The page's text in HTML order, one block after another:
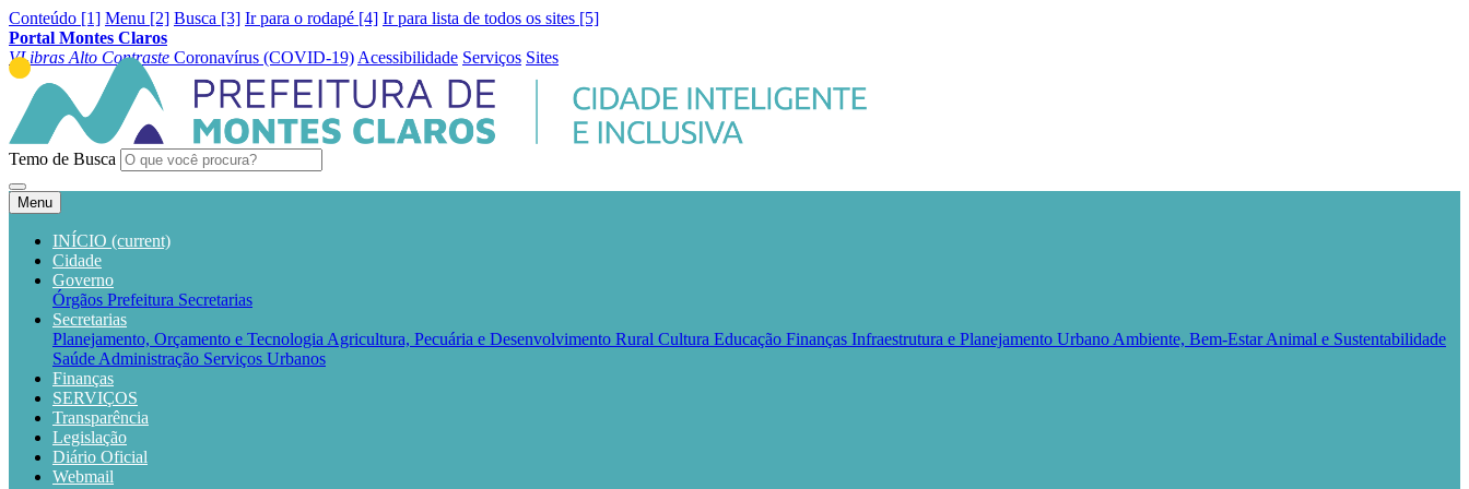
Conteúdo [1] Menu [2] Busca [3] Ir para o rodapé [4] Ir para lista de todos os sites [5]
Portal Montes Claros
VLibras Alto Contraste Coronavírus (COVID-19) Acessibilidade Serviços Sites
Temo de Busca
Menu
INÍCIO (current)
Cidade
Governo
Órgãos Prefeitura Secretarias
Secretarias
Planejamento, Orçamento e Tecnologia Agricultura, Pecuária e Desenvolvimento Rural Cultura Educação Finanças Infraestrutura e Planejamento Urbano Ambiente, Bem-Estar Animal e Sustentabilidade
Saúde Administração Serviços Urbanos
Finanças
SERVIÇOS
Transparência
Legislação
Diário Oficial
Webmail